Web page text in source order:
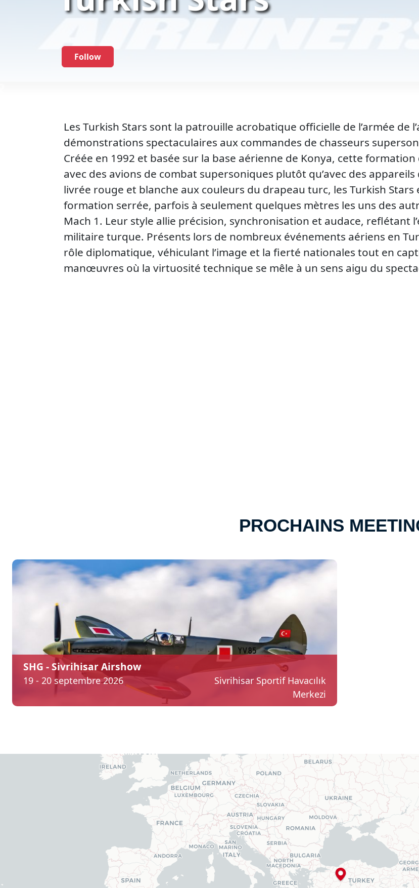
Follow
Les Turkish Stars sont la patrouille acrobatique officielle de l’armée de
démonstrations spectaculaires aux commandes de chasseurs
Créée en 1992 et basée sur la base aérienne de Konya, cette
avec des avions de combat supersoniques plutôt qu’avec des
livrée rouge et blanche aux couleurs du drapeau turc, les Turkish
formation serrée, parfois à seulement quelques mètres les uns des
Mach 1. Leur style allie précision, synchronisation et audace, reflétant
militaire turque. Présents lors de nombreux événements aériens en
rôle diplomatique, véhiculant l’image et la fierté nationales tout en
manœuvres où la virtuosité technique se mêle à un sens aigu du
PROCHAINS
SHG - Sivrihisar Airshow
19 - 20 septembre 2026
Sivrihisar Sportif Havacılık
Merkezi